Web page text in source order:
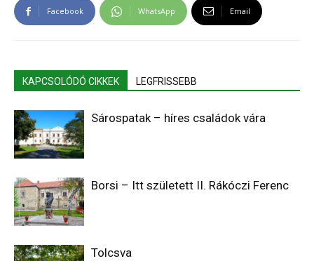
Facebook WhatsApp Email
KAPCSOLÓDÓ CIKKEK LEGFRISSEBB
Sárospatak – híres családok vára
Borsi – Itt született II. Rákóczi Ferenc
Tolcsva